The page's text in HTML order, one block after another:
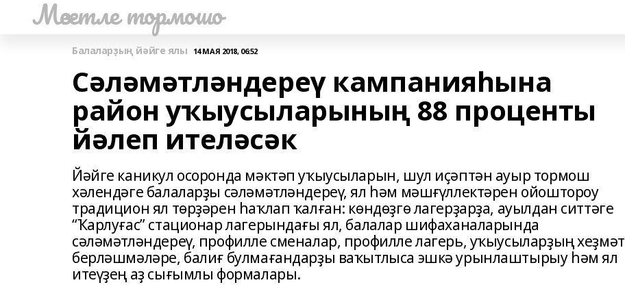
Мәсетле тормошо
Балаларҙың йәйге ялы 14 МАЯ 2018, 06:52
Сәләмәтләндереү кампанияһына
район уҡыусыларының 88 проценты
йәлеп ителәсәк
Йәйге каникул осоронда мәктәп уҡыусыларын, шул иҫәптән ауыр тормош
хәлендәге балаларҙы сәләмәтләндереү, ял һәм мәшғүллектәрен ойоштороу
традицион ял төрҙәрен һаҡлап ҡалған: көндөҙгө лагерҙарҙа, ауылдан ситтәге
“Ҡарлуғас” стационар лагерындағы ял, балалар шифаханаларында
сәләмәтләндереү, профилле сменалар, профилле лагерь, уҡыусыларҙың хеҙмәт
берләшмәләре, балиғ булмағандарҙы ваҡытлыса эшкә урынлаштырыу һәм ял
итеүҙең аҙ сығымлы формалары.